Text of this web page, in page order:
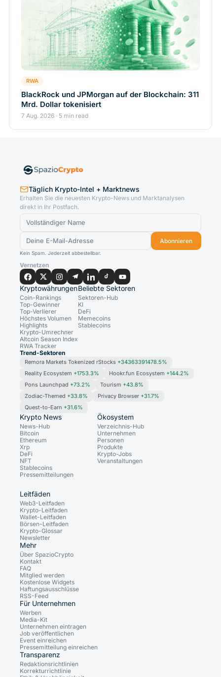
RWA
BlackRock und JPMorgan auf der Blockchain: 311
Mrd. Dollar tokenisiert
7 Aug. 2026 · 5 min read
Täglich Krypto-Intel + Marktnews
Erhalten Sie die neuesten Krypto-News und Marktanalysen
direkt in Ihr Postfach.
Abonnieren
Kein Spam. Jederzeit abbestellbar.
Vernetzen
Kryptowährungen
Coin-Rankings
Top-Gewinner
Top-Verlierer
Höchstes Volumen
Highlights
Krypto-Umrechner
Altcoin Season Index
RWA Tracker
Beliebte Sektoren
Sektoren-Hub
KI
DeFi
Memecoins
Stablecoins
Trend-Sektoren
Remora Markets Tokenized rStocks +34363391478.5%
Reality Ecosystem +1753.3% Hookr.fun Ecosystem +144.2%
Pons Launchpad +73.2% Tourism +43.8%
Zodiac-Themed +33.8% Privacy Browser +31.7%
Quest-to-Earn +31.6%
Krypto News
News-Hub
Bitcoin
Ethereum
Xrp
DeFi
NFT
Stablecoins
Pressemitteilungen
Ökosystem
Verzeichnis-Hub
Unternehmen
Personen
Produkte
Krypto-Jobs
Veranstaltungen
Leitfäden
Web3-Leitfaden
Krypto-Leitfaden
Wallet-Leitfaden
Börsen-Leitfaden
Krypto-Glossar
Newsletter
Mehr
Über SpazioCrypto
Kontakt
FAQ
Mitglied werden
Kostenlose Widgets
Haftungsausschlüsse
RSS-Feed
Für Unternehmen
Werben
Media-Kit
Unternehmen eintragen
Job veröffentlichen
Event einreichen
Pressemitteilung einreichen
Transparenz
Redaktionsrichtlinien
Korrekturrichtlinie